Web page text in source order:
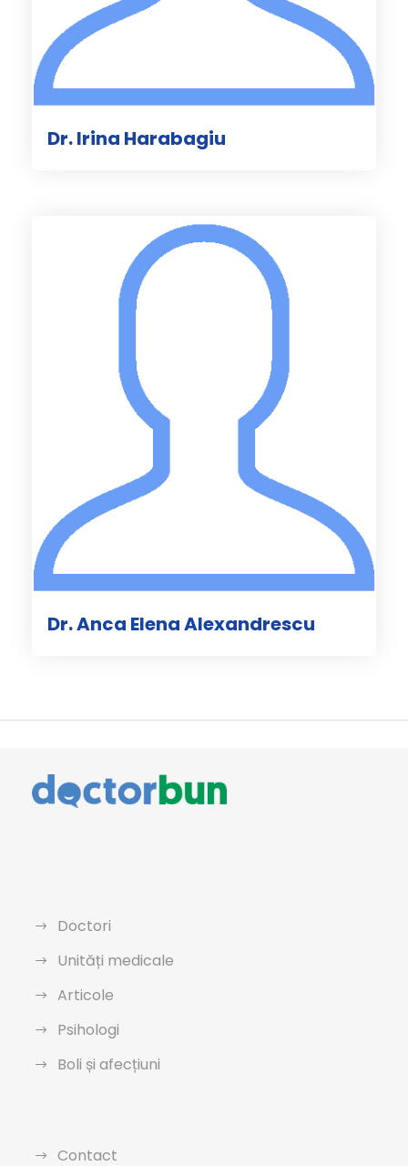
Dr. Irina Harabagiu
Dr. Anca Elena Alexandrescu
Doctori
Unități medicale
Articole
Psihologi
Boli și afecțiuni
Contact